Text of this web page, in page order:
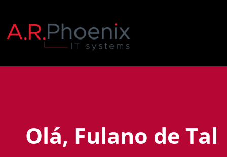
Olá, Fulano de Tal